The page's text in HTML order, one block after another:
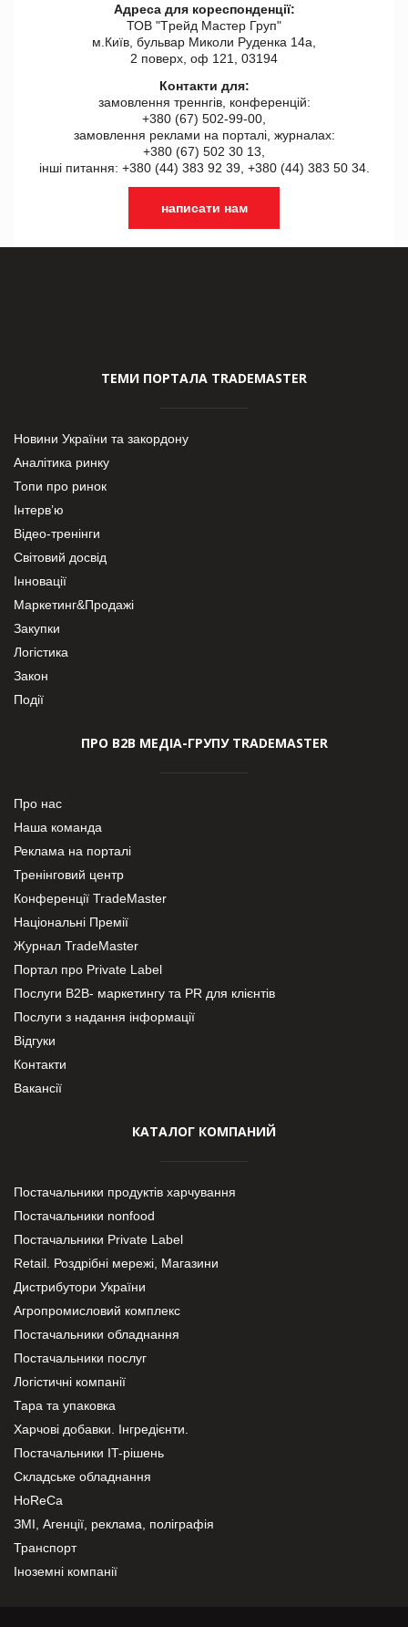
Адреса для кореспонденції:
ТОВ "Tрейд Мастер Груп"
м.Київ, бульвар Миколи Руденка 14а,
2 поверх, оф 121, 03194
Контакти для:
замовлення треннгів, конференцій:
+380 (67) 502-99-00,
замовлення реклами на порталі, журналах:
+380 (67) 502 30 13,
інші питання: +380 (44) 383 92 39, +380 (44) 383 50 34.
написати нам
ТЕМИ ПОРТАЛА TRADEMASTER
Новини України та закордону
Аналітика ринку
Топи про ринок
Інтерв’ю
Відео-тренінги
Світовий досвід
Інновації
Маркетинг&Продажі
Закупки
Логістика
Закон
Події
ПРО В2В МЕДІА-ГРУПУ TRADEMASTER
Про нас
Наша команда
Реклама на порталі
Тренінговий центр
Конференції TradeMaster
Національні Премії
Журнал TradeMaster
Портал про Private Label
Послуги В2В- маркетингу та PR для клієнтів
Послуги з надання інформації
Відгуки
Контакти
Вакансії
КАТАЛОГ КОМПАНИЙ
Постачальники продуктів харчування
Постачальники nonfood
Постачальники Private Label
Retail. Роздрібні мережі, Магазини
Дистрибутори України
Агропромисловий комплекс
Постачальники обладнання
Постачальники послуг
Логістичні компанії
Тара та упаковка
Харчові добавки. Інгредієнти.
Постачальники IT-рішень
Складське обладнання
HoReCa
ЗМІ, Агенції, реклама, поліграфія
Транспорт
Іноземні компанії